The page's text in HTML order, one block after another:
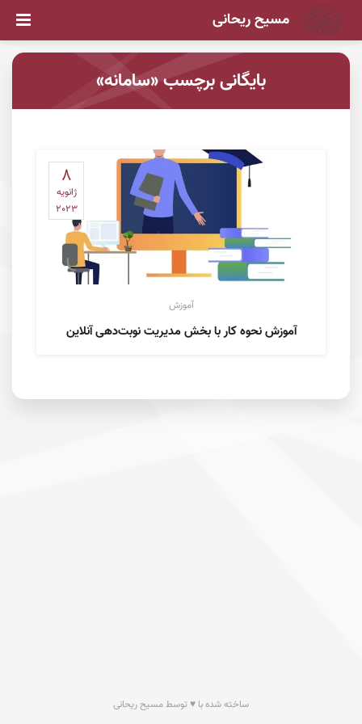
مسیح ریحانی
بایگانی برچسب «سامانه»
8
ژانویه
2023
آموزش
آموزش نحوه کار با بخش مدیریت نوبت‌دهی آنلاین
ساخته شده با ♥ توسط مسیح ریحانی